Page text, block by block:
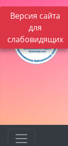
Версия сайта
для
слабовидящих